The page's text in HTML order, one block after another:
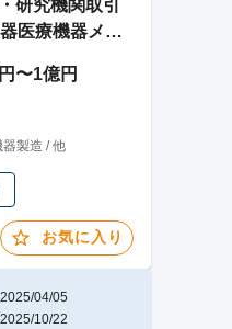
研究機関取引
医療機器メー
〜1億円
器製造 / 他
お気に入り
04/05
10/22